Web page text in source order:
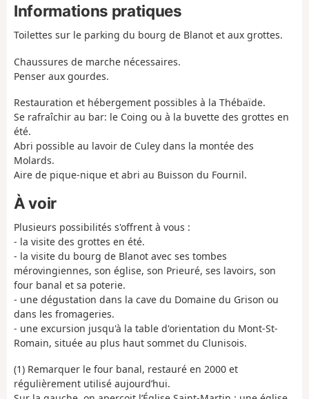
Informations pratiques
Toilettes sur le parking du bourg de Blanot et aux grottes.
Chaussures de marche nécessaires.
Penser aux gourdes.
Restauration et hébergement possibles à la Thébaïde.
Se rafraîchir au bar: le Coing ou à la buvette des grottes en
été.
Abri possible au lavoir de Culey dans la montée des
Molards.
Aire de pique-nique et abri au Buisson du Fournil.
À voir
Plusieurs possibilités s'offrent à vous :
- la visite des grottes en été.
- la visite du bourg de Blanot avec ses tombes
mérovingiennes, son église, son Prieuré, ses lavoirs, son
four banal et sa poterie.
- une dégustation dans la cave du Domaine du Grison ou
dans les fromageries.
- une excursion jusqu'à la table d'orientation du Mont-St-
Romain, située au plus haut sommet du Clunisois.
(1) Remarquer le four banal, restauré en 2000 et
régulièrement utilisé aujourd’hui.